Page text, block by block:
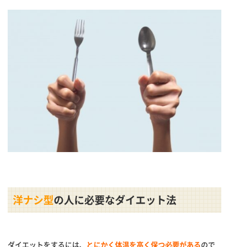
洋ナシ型の人に必要なダイエット法
ダイエットをするには、 とにかく体温を高く保つ必要があるので